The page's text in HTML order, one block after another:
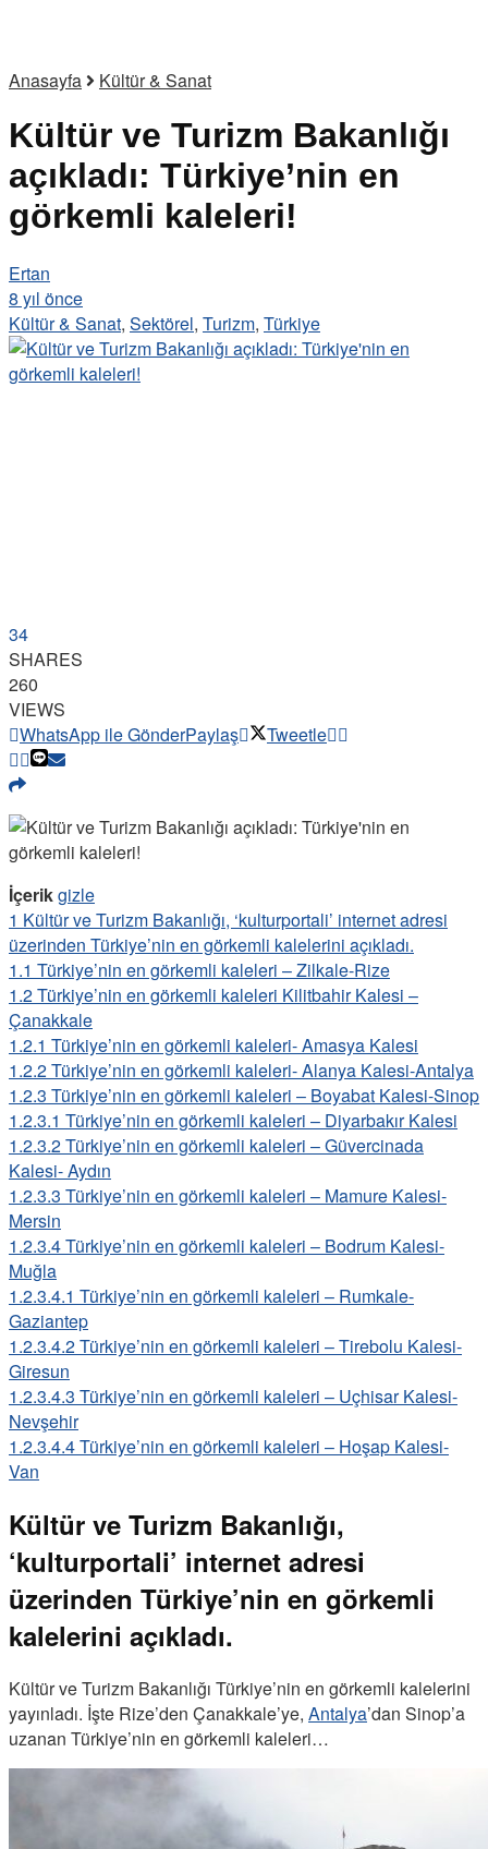
Anasayfa Kültür & Sanat
Kültür ve Turizm Bakanlığı
açıkladı: Türkiye’nin en
görkemli kaleleri!
Ertan
8 yıl önce
Kültür & Sanat, Sektörel, Turizm, Türkiye
34
SHARES
260
VIEWS
WhatsApp ile GönderPaylaş Tweetle
İçerikgizle
1 Kültür ve Turizm Bakanlığı, ‘kulturportali’ internet adresi
üzerinden Türkiye’nin en görkemli kalelerini açıkladı.
1.1 Türkiye’nin en görkemli kaleleri – Zilkale-Rize
1.2Türkiye’nin en görkemli kaleleri Kilitbahir Kalesi –
Çanakkale
1.2.1 Türkiye’nin en görkemli kaleleri- Amasya Kalesi
1.2.2Türkiye’nin en görkemli kaleleri- Alanya Kalesi-Antalya
1.2.3 Türkiye’nin en görkemli kaleleri – Boyabat Kalesi-Sinop
1.2.3.1 Türkiye’nin en görkemli kaleleri – Diyarbakır Kalesi
1.2.3.2Türkiye’nin en görkemli kaleleri – Güvercinada
Kalesi- Aydın
1.2.3.3 Türkiye’nin en görkemli kaleleri – Mamure Kalesi-
Mersin
1.2.3.4Türkiye’nin en görkemli kaleleri – Bodrum Kalesi-
Muğla
1.2.3.4.1 Türkiye’nin en görkemli kaleleri – Rumkale-
Gaziantep
1.2.3.4.2Türkiye’nin en görkemli kaleleri – Tirebolu Kalesi-
Giresun
1.2.3.4.3 Türkiye’nin en görkemli kaleleri – Uçhisar Kalesi-
Nevşehir
1.2.3.4.4Türkiye’nin en görkemli kaleleri – Hoşap Kalesi-
Van
Kültür ve Turizm Bakanlığı,
‘kulturportali’ internet adresi
üzerinden Türkiye’nin en görkemli
kalelerini açıkladı.
Kültür ve Turizm Bakanlığı Türkiye’nin en görkemli kalelerini
yayınladı. İşte Rize’den Çanakkale’ye, Antalya’dan Sinop’a
uzanan Türkiye’nin en görkemli kaleleri…